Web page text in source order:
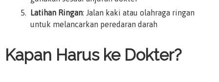
Latihan Ringan: Jalan kaki atau olahraga ringan
untuk melancarkan peredaran darah
Kapan Harus ke Dokter?